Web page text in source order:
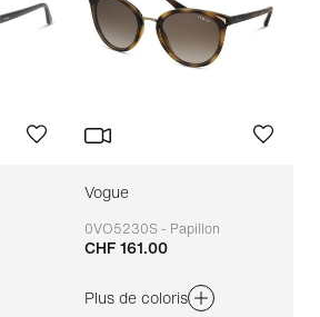
Vogue
0VO5230S - Papillon
Adaptable
CHF 161.00
Plus de coloris